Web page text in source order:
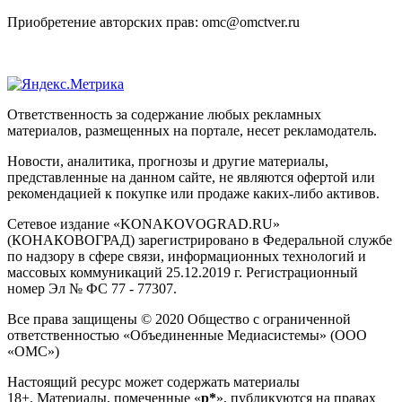
Приобретение авторских прав: omc@omctver.ru
Ответственность за содержание любых рекламных
материалов, размещенных на портале, несет рекламодатель.
Новости, аналитика, прогнозы и другие материалы,
представленные на данном сайте, не являются офертой или
рекомендацией к покупке или продаже каких-либо активов.
Сетевое издание «KONAKOVOGRAD.RU»
(КОНАКОВОГРАД) зарегистрировано в Федеральной службе
по надзору в сфере связи, информационных технологий и
массовых коммуникаций 25.12.2019 г. Регистрационный
номер Эл № ФС 77 - 77307.
Все права защищены © 2020 Общество с ограниченной
ответственностью «Объединенные Медиасистемы» (ООО
«ОМС»)
Настоящий ресурс может содержать материалы
18+. Материалы, помеченные «р*», публикуются на правах